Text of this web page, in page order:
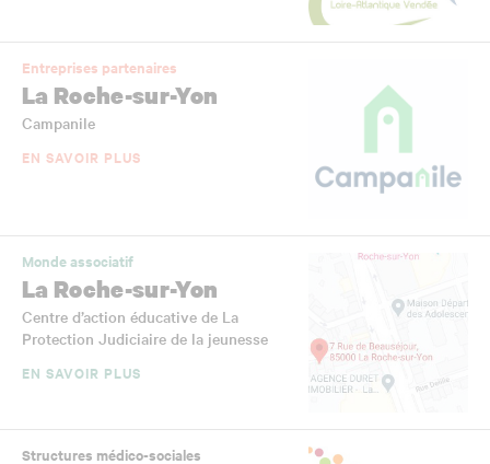
Entreprises partenaires
La Roche-sur-Yon
Campanile
EN SAVOIR PLUS
Monde associatif
La Roche-sur-Yon
Centre d’action éducative de La
Protection Judiciaire de la jeunesse
EN SAVOIR PLUS
Structures médico-sociales